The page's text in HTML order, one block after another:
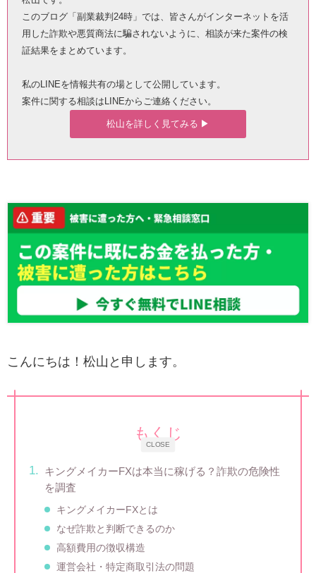
このブログ「副業裁判24時」では、皆さんがインターネットを活
用した詐欺や悪質商法に騙されないように、相談が来た案件の検
証結果をまとめています。
私のLINEを情報共有の場として公開しています。
案件に関する相談はLINEからご連絡ください。
松山を詳しく見てみる ▶︎
こんにちは！松山と申します。
CLOSE
もくじ
キングメイカーFXは本当に稼げる？詐欺の危険性
を調査
キングメイカーFXとは
なぜ詐欺と判断できるのか
高額費用の徴収構造
運営会社・特定商取引法の問題